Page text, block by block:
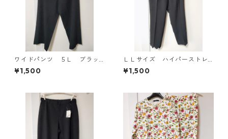
ワイドパンツ ５Ｌ ブラッ
ク KAE-4725
¥1,500
ＬＬサイズ ハイパーストレ
ッチ センタープレスパン
ツ ブラック KAE-4704
¥1,500